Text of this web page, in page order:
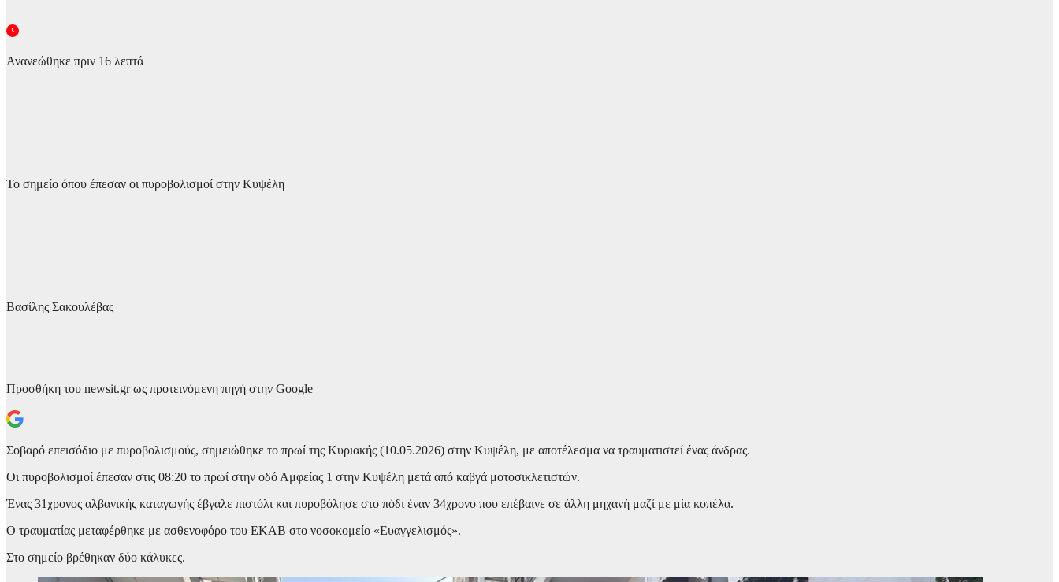
Ανανεώθηκε πριν 16 λεπτά
Το σημείο όπου έπεσαν οι πυροβολισμοί στην Κυψέλη
Βασίλης Σακουλέβας
Προσθήκη του newsit.gr ως προτεινόμενη πηγή στην Google
Σοβαρό επεισόδιο με πυροβολισμούς, σημειώθηκε το πρωί της Κυριακής (10.05.2026) στην Κυψέλη, με αποτέλεσμα να τραυματιστεί ένας άνδρας.
Οι πυροβολισμοί έπεσαν στις 08:20 το πρωί στην οδό Αμφείας 1 στην Κυψέλη μετά από καβγά μοτοσικλετιστών.
Ένας 31χρονος αλβανικής καταγωγής έβγαλε πιστόλι και πυροβόλησε στο πόδι έναν 34χρονο που επέβαινε σε άλλη μηχανή μαζί με μία κοπέλα.
Ο τραυματίας μεταφέρθηκε με ασθενοφόρο του ΕΚΑΒ στο νοσοκομείο «Ευαγγελισμός».
Στο σημείο βρέθηκαν δύο κάλυκες.